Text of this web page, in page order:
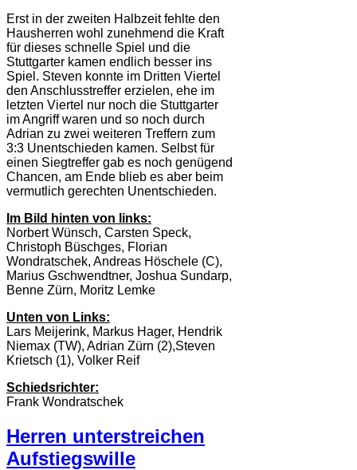
Erst in der zweiten Halbzeit fehlte den
Hausherren wohl zunehmend die Kraft
für dieses schnelle Spiel und die
Stuttgarter kamen endlich besser ins
Spiel. Steven konnte im Dritten Viertel
den Anschlusstreffer erzielen, ehe im
letzten Viertel nur noch die Stuttgarter
im Angriff waren und so noch durch
Adrian zu zwei weiteren Treffern zum
3:3 Unentschieden kamen. Selbst für
einen Siegtreffer gab es noch genügend
Chancen, am Ende blieb es aber beim
vermutlich gerechten Unentschieden.
Im Bild hinten von links:
Norbert Wünsch, Carsten Speck,
Christoph Büschges, Florian
Wondratschek, Andreas Höschele (C),
Marius Gschwendtner, Joshua Sundarp,
Benne Zürn, Moritz Lemke
Unten von Links:
Lars Meijerink, Markus Hager, Hendrik
Niemax (TW), Adrian Zürn (2),Steven
Krietsch (1), Volker Reif
Schiedsrichter:
Frank Wondratschek
Herren unterstreichen
Aufstiegswille